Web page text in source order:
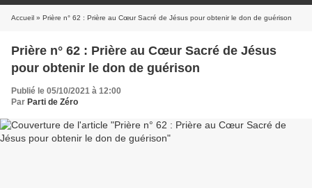
Accueil » Prière n° 62 : Prière au Cœur Sacré de Jésus pour obtenir le don de guérison
Prière n° 62 : Prière au Cœur Sacré de Jésus
pour obtenir le don de guérison
Publié le 05/10/2021 à 12:00
Par Parti de Zéro